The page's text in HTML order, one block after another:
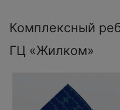
Комплексный
ГЦ «Жилком»